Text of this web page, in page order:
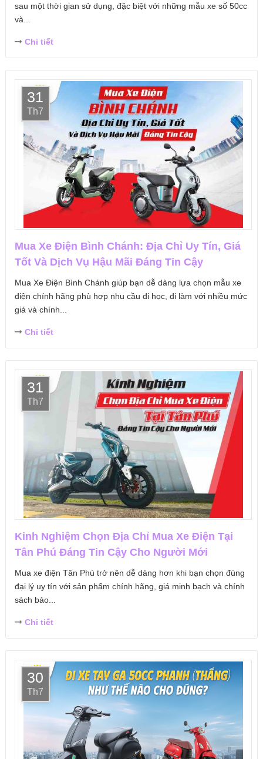
sau một thời gian sử dụng, đặc biệt với những mẫu xe số 50cc
và...
Chi tiết
31
Th7
Mua Xe Điện Bình Chánh: Địa Chỉ Uy Tín, Giá
Tốt Và Dịch Vụ Hậu Mãi Đáng Tin Cậy
Mua Xe Điện Bình Chánh giúp bạn dễ dàng lựa chọn mẫu xe
điện chính hãng phù hợp nhu cầu đi học, đi làm với nhiều mức
giá và chính...
Chi tiết
31
Th7
Kinh Nghiệm Chọn Địa Chỉ Mua Xe Điện Tại
Tân Phú Đáng Tin Cậy Cho Người Mới
Mua xe điện Tân Phú trở nên dễ dàng hơn khi bạn chọn đúng
đại lý uy tín với sản phẩm chính hãng, giá minh bạch và chính
sách bảo...
Chi tiết
30
Th7